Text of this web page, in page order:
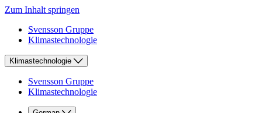
Zum Inhalt springen
Svensson Gruppe
Klimastechnologie
Klimastechnologie
Svensson Gruppe
Klimastechnologie